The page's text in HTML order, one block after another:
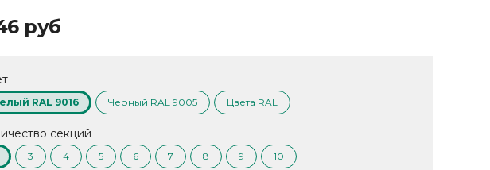
руб
RAL 9016 Черный RAL 9005 Цвета RAL
секций
3 4 5 6 7 8 9 10